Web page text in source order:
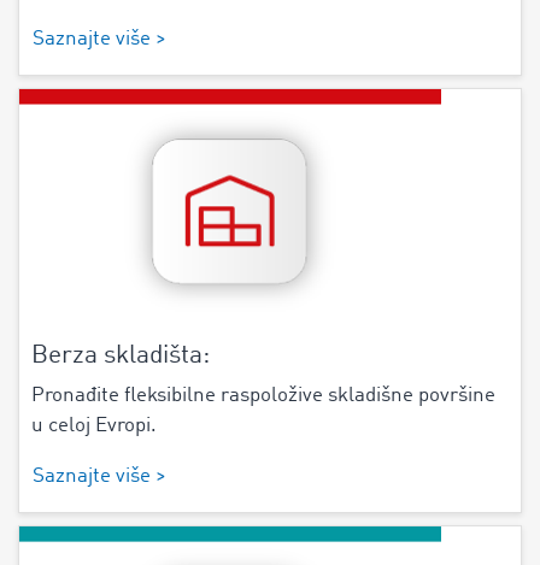
Saznajte više >
Berza skladišta:
Pronađite fleksibilne raspoložive skladišne površine
u celoj Evropi.
Saznajte više >